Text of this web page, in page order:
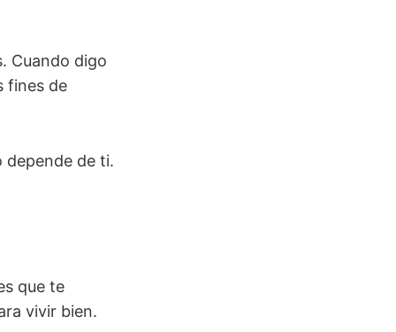
Cuando digo
fines de
depende de ti.
que te
vivir bien.